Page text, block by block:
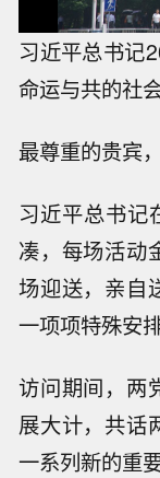
习近平总书记
命运与共的社
最尊重的贵宾
习近平总书记
凑，每场活动
场迎送，亲
一项项特殊安
访问期间，两
展大计，共话
一系列新的重